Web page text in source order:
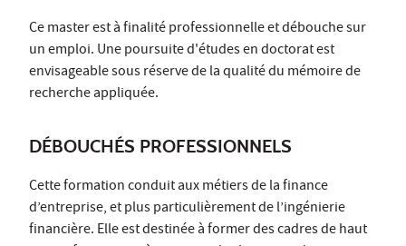
Ce master est à finalité professionnelle et débouche sur
un emploi. Une poursuite d'études en doctorat est
envisageable sous réserve de la qualité du mémoire de
recherche appliquée.
DÉBOUCHÉS PROFESSIONNELS
Cette formation conduit aux métiers de la finance
d’entreprise, et plus particulièrement de l’ingénierie
financière. Elle est destinée à former des cadres de haut